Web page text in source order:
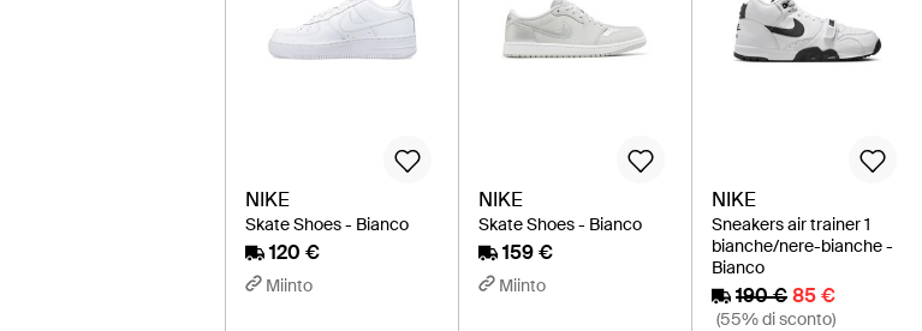
NIKE
Skate Shoes - Bianco
120 €
Miinto
NIKE
Skate Shoes - Bianco
159 €
Miinto
NIKE
Sneakers air trainer 1
bianche/nere-bianche -
Bianco
190 € 85 €
(55% di sconto)